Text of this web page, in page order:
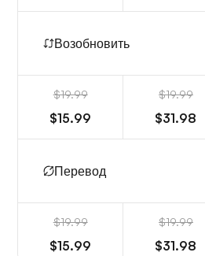
Возобновить
$19.99
$15.99
$19.99
$31.98
Перевод
$19.99
$15.99
$19.99
$31.98